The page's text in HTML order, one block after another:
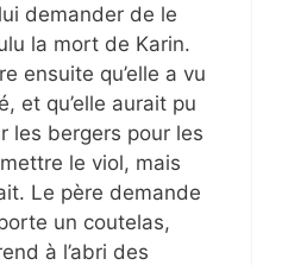
demander de le
la mort de Karin.
ensuite qu’elle a vu
et qu’elle aurait pu
les bergers pour les
le viol, mais
Le père demande
un coutelas,
à l’abri des